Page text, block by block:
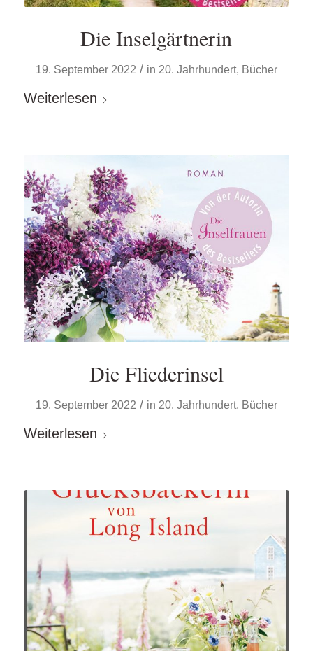
Die Inselgärtnerin
19. September 2022 / in 20. Jahrhundert, Bücher
Weiterlesen
Die Fliederinsel
19. September 2022 / in 20. Jahrhundert, Bücher
Weiterlesen